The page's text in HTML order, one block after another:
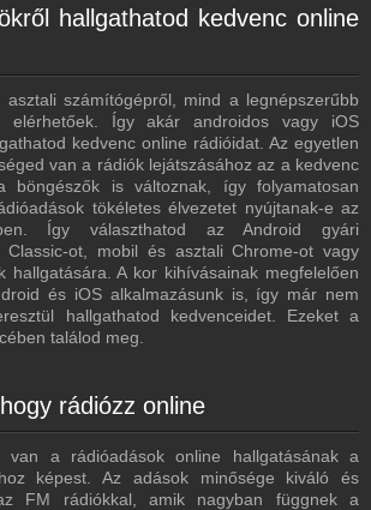
hallgathatod kedvenc online
asztali számítógépről, mind a legnépszerűbb
elérhetőek. Így akár androidos vagy iOS
kedvenc online rádióidat. Az egyetlen
van a rádiók lejátszásához az a kedvenc
böngészők is változnak, így folyamatosan
tökéletes élvezetet nyújtanak-e az
Így választhatod az Android gyári
Classic-ot, mobil és asztali Chrome-ot vagy
hallgatására. A kor kihívásainak megfelelően
és iOS alkalmazásunk is, így már nem
hallgathatod kedvenceidet. Ezeket a
találod meg.
rádiózz online
van a rádióadások online hallgatásának a
képest. Az adások minősége kiváló és
FM rádiókkal, amik nagyban függnek a